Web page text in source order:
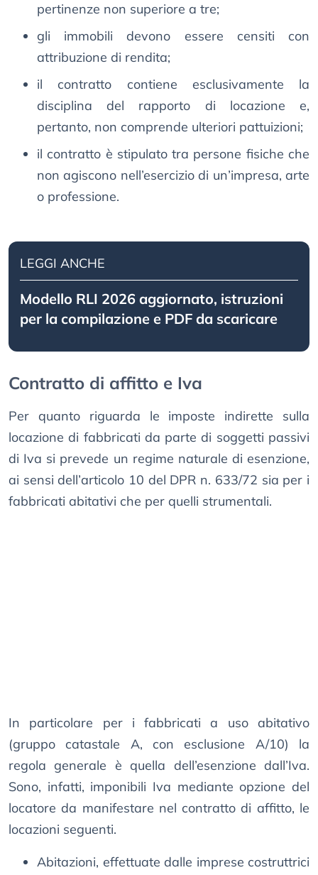
pertinenze non superiore a tre;
gli immobili devono essere censiti con
attribuzione di rendita;
il contratto contiene esclusivamente la
disciplina del rapporto di locazione e,
pertanto, non comprende ulteriori pattuizioni;
il contratto è stipulato tra persone fisiche che
non agiscono nell’esercizio di un’impresa, arte
o professione.
LEGGI ANCHE
Modello RLI 2026 aggiornato, istruzioni
per la compilazione e PDF da scaricare
Contratto di affitto e Iva
Per quanto riguarda le imposte indirette sulla
locazione di fabbricati da parte di soggetti passivi
di Iva si prevede un regime naturale di esenzione,
ai sensi dell’articolo 10 del DPR n. 633/72 sia per i
fabbricati abitativi che per quelli strumentali.
In particolare per i fabbricati a uso abitativo
(gruppo catastale A, con esclusione A/10) la
regola generale è quella dell’esenzione dall’Iva.
Sono, infatti, imponibili Iva mediante opzione del
locatore da manifestare nel contratto di affitto, le
locazioni seguenti.
Abitazioni, effettuate dalle imprese costruttrici